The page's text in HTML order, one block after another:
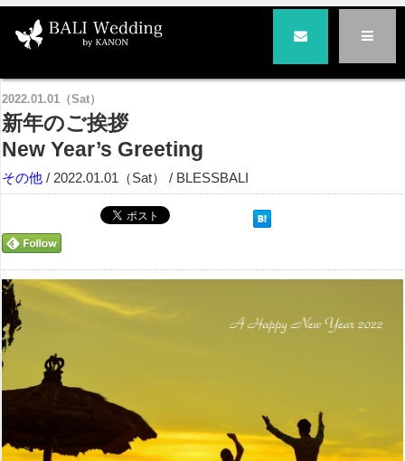
>その他> 新年のご挨拶
New Year's Greeting
2022.01.01（Sat）
新年のご挨拶
New Year’s Greeting
その他 / 2022.01.01（Sat） / BLESSBALI